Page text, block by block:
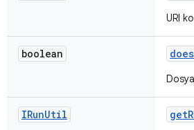
URI
boolean does
IRunUtil get